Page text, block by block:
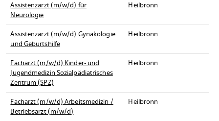
Assistenzarzt (m/w/d) für
Neurologie
Heilbronn
Assistenzarzt (m/w/d) Gynäkologie
und Geburtshilfe
Heilbronn
Facharzt (m/w/d) Kinder- und
Jugendmedizin Sozialpädiatrisches
Zentrum (SPZ)
Heilbronn
Facharzt (m/w/d) Arbeitsmedizin /
Betriebsarzt (m/w/d)
Heilbronn